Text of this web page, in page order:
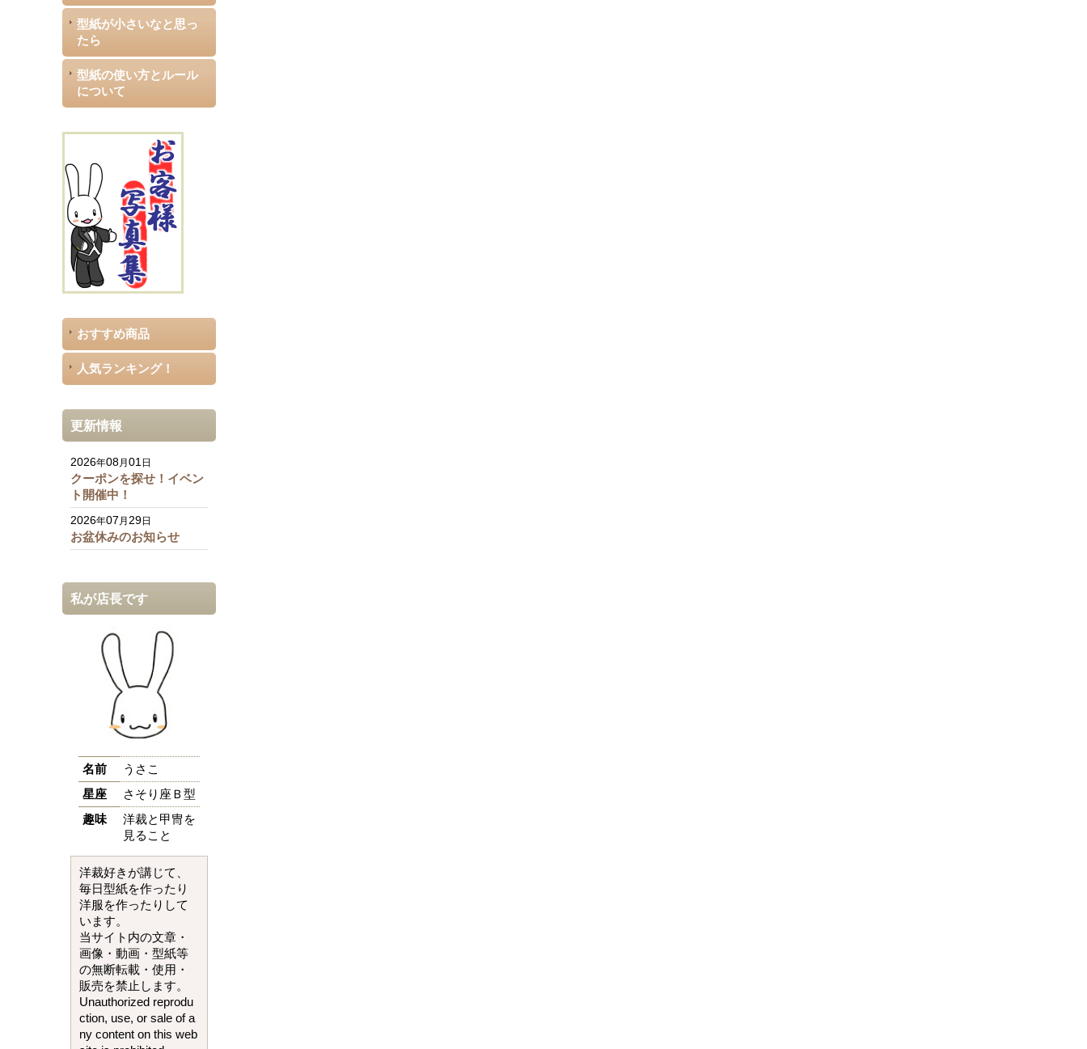
型紙が小さいなと思っ
たら
型紙の使い方とルール
について
おすすめ商品
人気ランキング！
更新情報
2026年08月01 日
クーポンを探せ！イベン
ト開催中！
2026年07 月 29日
お盆休みのお知らせ
私が店長です
名前
うさこ
星座
さそり座Ｂ型
趣味
洋裁と甲冑を
見ること
洋裁好きが講じて、
毎日型紙を作ったり
洋服を作ったりして
います。
当サイト内の文章・
画像・動画・型紙等
の無断転載・使用・
販売を禁止します。
Unauthorized reprodu
ction, use, or sale of a
ny content on this web